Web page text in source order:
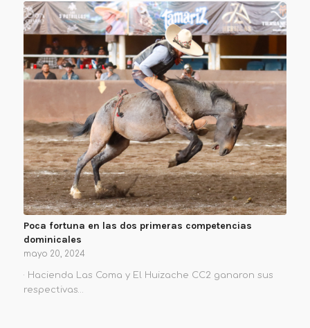
Poca fortuna en las dos primeras competencias
dominicales
mayo 20, 2024
· Hacienda Las Coma y El Huizache CC2 ganaron sus
respectivas…